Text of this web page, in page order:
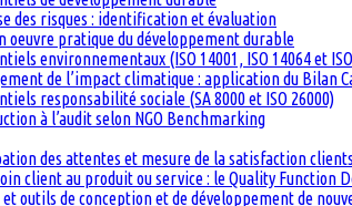
des risques : identification et évaluation
oeuvre pratique du développement durable
environnementaux (ISO 14001, ISO 14064 et
de l’impact climatique : application du Bilan
responsabilité sociale (SA 8000 et ISO 26000)
à l’audit selon NGO Benchmarking
des attentes et mesure de la satisfaction clients
client au produit ou service : le Quality Function
et outils de conception et de développement de